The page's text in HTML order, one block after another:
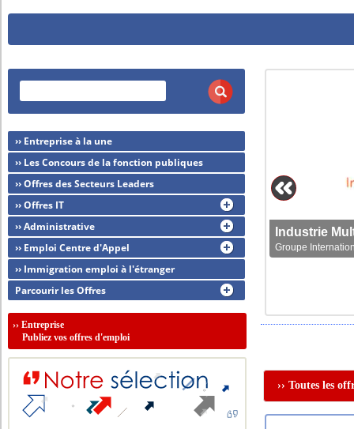
Groupe
›› Toutes les
›› Entreprise à la une
›› Les Concours de la fonction publiques
›› Offres des Secteurs Leaders
›› Offres IT
›› Administrative
›› Emploi Centre d'Appel
›› Immigration emploi à l'étranger
Parcourir les Offres
››Entreprise
Publiez vos offres d'emploi